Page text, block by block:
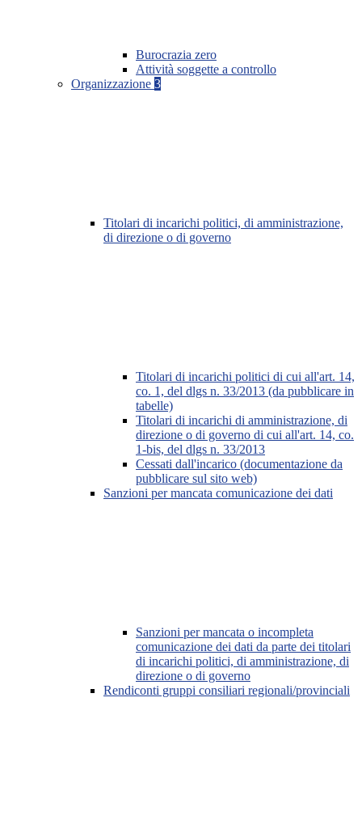
Burocrazia zero
Attività soggette a controllo
Organizzazione 3
Titolari di incarichi politici, di amministrazione,
di direzione o di governo
Titolari di incarichi politici di cui all'art. 14,
co. 1, del dlgs n. 33/2013 (da pubblicare in
tabelle)
Titolari di incarichi di amministrazione, di
direzione o di governo di cui all'art. 14, co.
1-bis, del dlgs n. 33/2013
Cessati dall'incarico (documentazione da
pubblicare sul sito web)
Sanzioni per mancata comunicazione dei dati
Sanzioni per mancata o incompleta
comunicazione dei dati da parte dei titolari
di incarichi politici, di amministrazione, di
direzione o di governo
Rendiconti gruppi consiliari regionali/provinciali